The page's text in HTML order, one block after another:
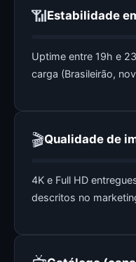
📶Estabilidade
Uptime entre 19h e
carga (Brasileirão,
🎬Qualidade de
4K e Full HD
descritos no